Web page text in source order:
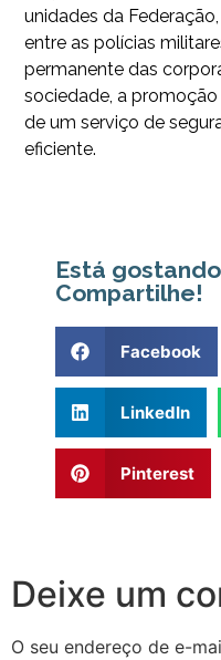
unidades da
entre as polícias
permanente das
sociedade, a
de um serviço de
eficiente.
Está
Compartilhe!
Facebook
LinkedIn
Pinterest
Deixe um
O seu endereço de e-